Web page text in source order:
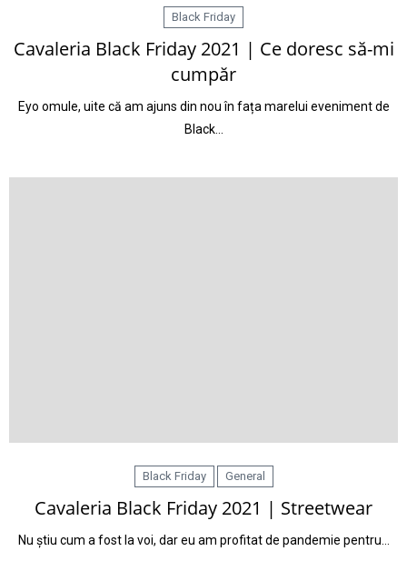
Black Friday
Cavaleria Black Friday 2021 | Ce doresc să-mi
cumpăr
Eyo omule, uite că am ajuns din nou în fața marelui eveniment de
Black…
Black Friday General
Cavaleria Black Friday 2021 | Streetwear
Nu știu cum a fost la voi, dar eu am profitat de pandemie pentru…